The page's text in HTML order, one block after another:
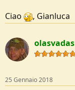
Ciao
, Gianluca
olasvadas
25 Gennaio 2018